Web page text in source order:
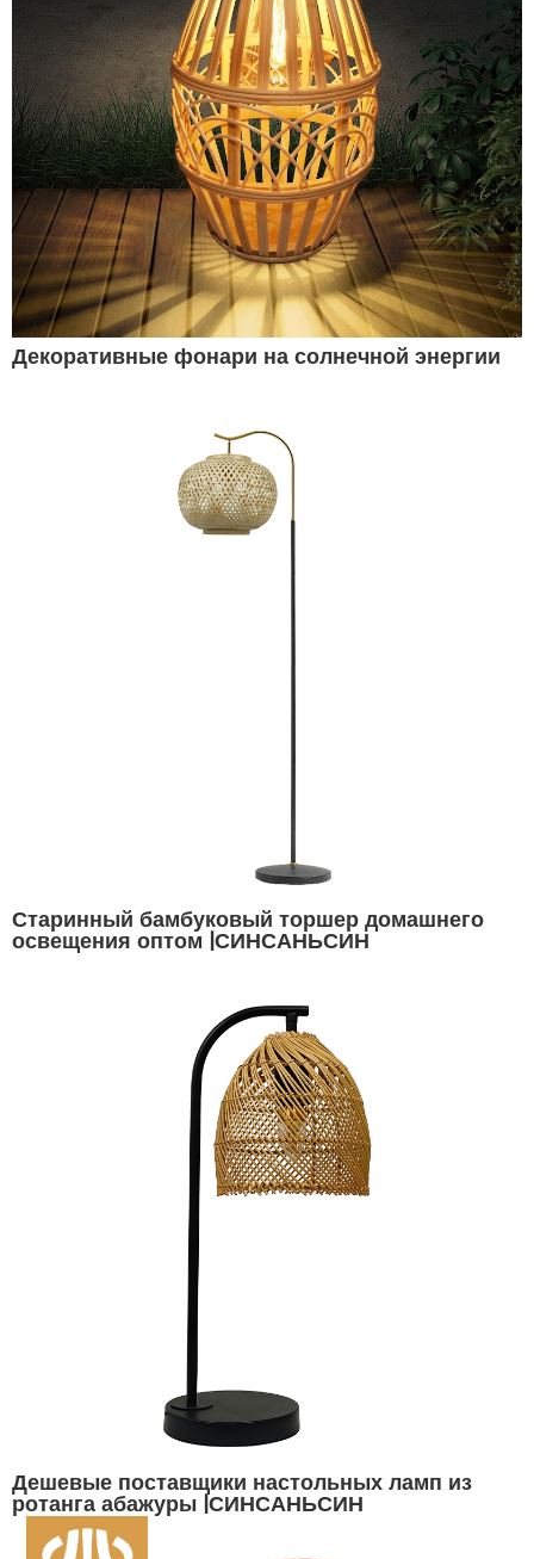
Декоративные фонари на солнечной энергии
Старинный бамбуковый торшер домашнего
освещения оптом |СИНСАНЬСИН
Дешевые поставщики настольных ламп из
ротанга абажуры |СИНСАНЬСИН